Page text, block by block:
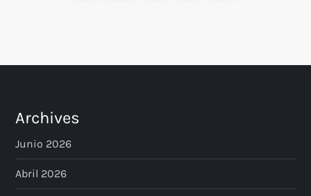
s
p
a
Archives
Junio 2026
Abril 2026